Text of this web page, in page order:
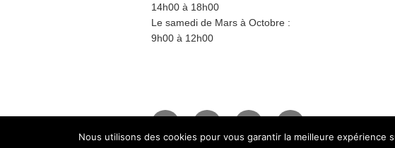
14h00 à 18h00
Le samedi de Mars à Octobre :
9h00 à 12h00
FacebookTwitter InstagramBlueSky
Nous utilisons des cookies pour vous garantir la meilleure